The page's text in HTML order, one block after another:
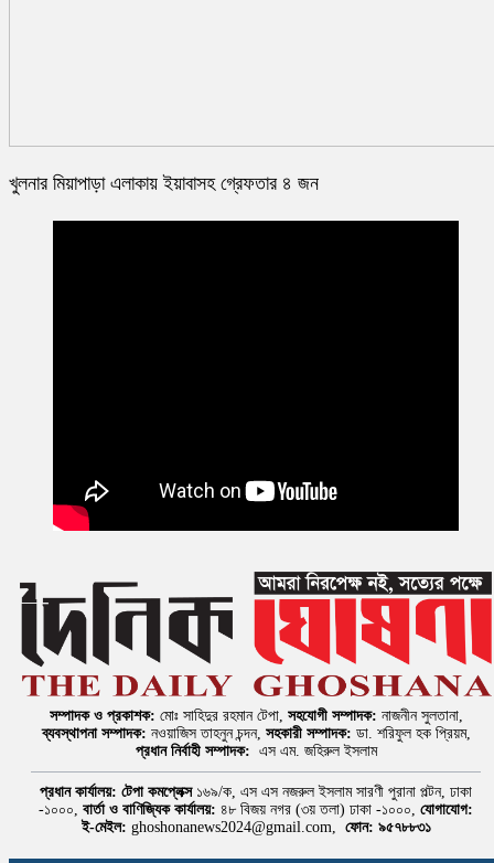
খুলনার মিয়াপাড়া এলাকায় ইয়াবাসহ গ্রেফতার ৪ জন
সম্পাদক ও প্রকাশক: মোঃ সাহিদুর রহমান টেপা, সহযোগী সম্পাদক: নাজনীন সুলতানা,
ব্যবস্থাপনা সম্পাদক: নওয়াজিস তাহনুন চন্দন, সহকারী সম্পাদক: ডা. শরিফুল হক প্রিয়ম,
প্রধান নির্বাহী সম্পাদক: এস এম. জহিরুল ইসলাম
প্রধান কার্যালয়: টেপা কমপ্লেক্স ১৬৯/ক, এস এস নজরুল ইসলাম সারণী পুরানা পল্টন, ঢাকা
-১০০০, বার্তা ও বাণিজ্যিক কার্যালয়: ৪৮ বিজয় নগর (৩য় তলা) ঢাকা -১০০০, যোগাযোগ:
ই-মেইল: ghoshonanews2024@gmail.com, ফোন: ৯৫৭৮৮৩১